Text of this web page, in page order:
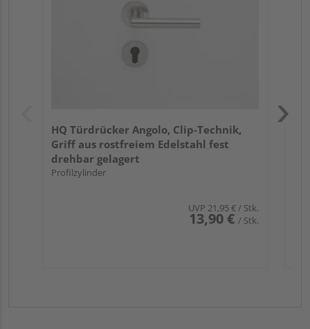
HQ Türdrücker Angolo, Clip-Technik,
Griff aus rostfreiem Edelstahl fest
drehbar gelagert
Profilzylinder
UVP 21,95 €/ Stk.
13,90 € / Stk.